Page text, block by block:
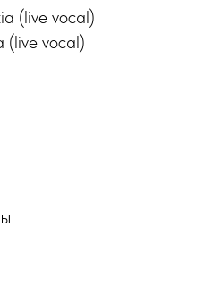
(live vocal)
(live vocal)